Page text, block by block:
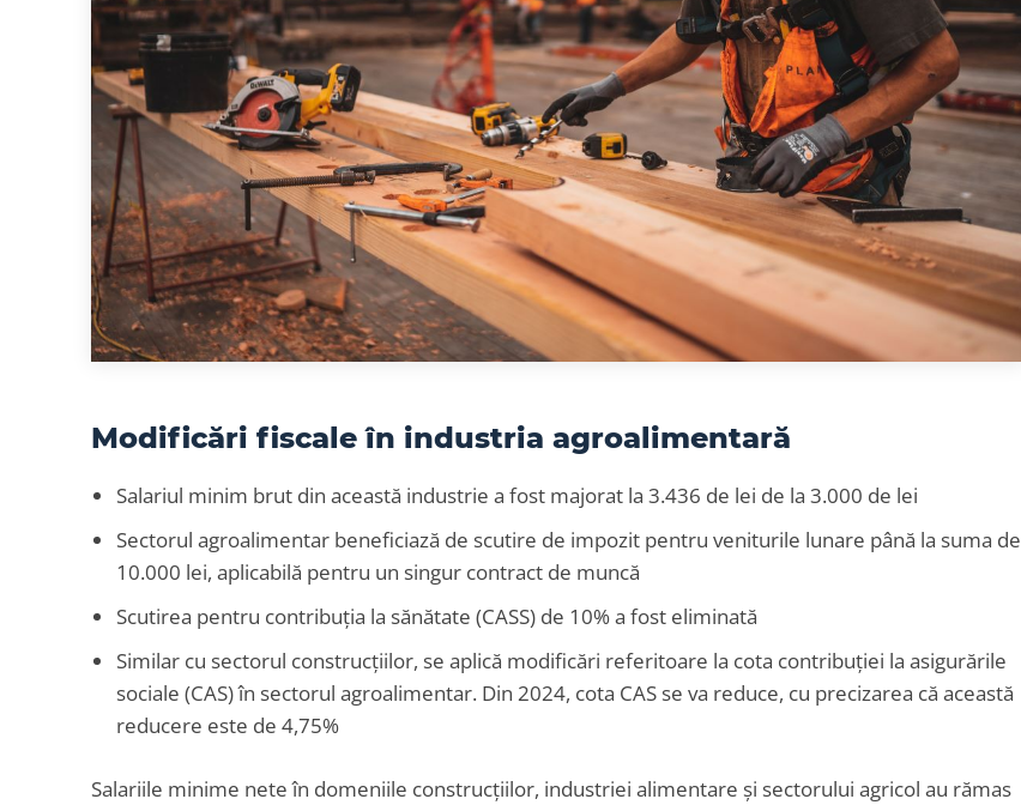
Modificări fiscale în industria agroalimentară
Salariul minim brut din această industrie a fost majorat la 3.436 de lei de la 3.000 de lei
Sectorul agroalimentar beneficiază de scutire de impozit pentru veniturile lunare până la suma de
10.000 lei, aplicabilă pentru un singur contract de muncă
Scutirea pentru contribuția la sănătate (CASS) de 10% a fost eliminată
Similar cu sectorul construcțiilor, se aplică modificări referitoare la cota contribuției la asigurările
sociale (CAS) în sectorul agroalimentar. Din 2024, cota CAS se va reduce, cu precizarea că această
reducere este de 4,75%
Salariile minime nete în domeniile construcțiilor, industriei alimentare și sectorului agricol au rămas